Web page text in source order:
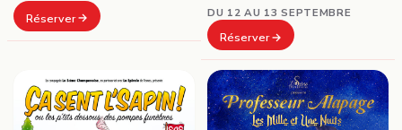
Réserver DU 12 AU 13 SEPTEMBRE
Réserver